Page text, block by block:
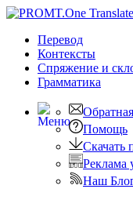
Перевод
Контексты
Спряжение и
Грамматика
Помощь
Скачать
Реклама
Наш